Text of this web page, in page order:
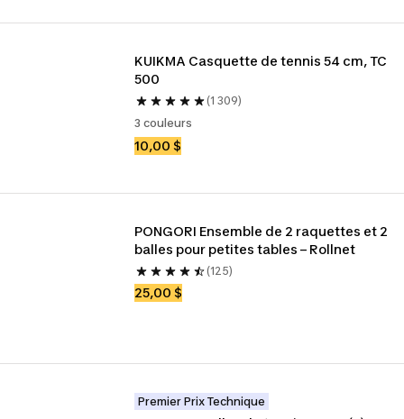
KUIKMA Casquette de tennis 54 cm, TC
500
(1 309)
3 couleurs
10,00 $
PONGORI Ensemble de 2 raquettes et 2
balles pour petites tables – Rollnet
(125)
25,00 $
Premier Prix Technique